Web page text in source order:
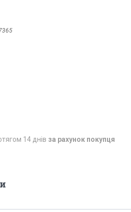
14 днів за рахунок покупця